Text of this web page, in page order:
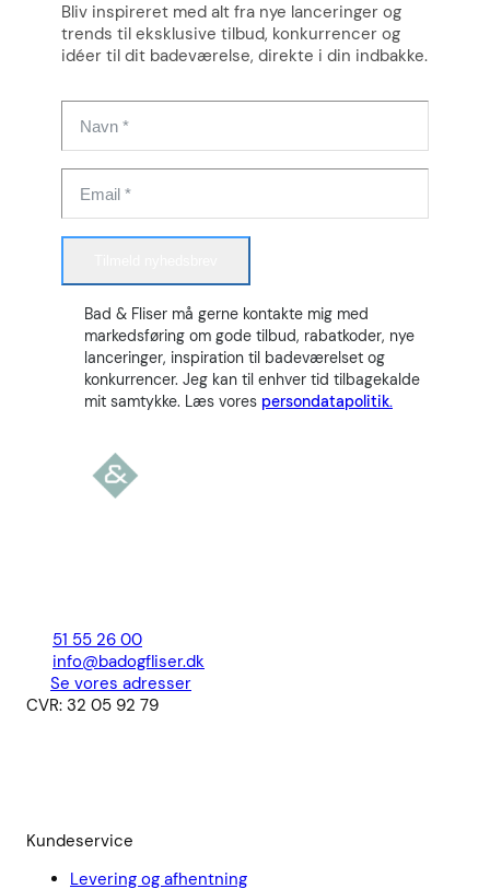
Bliv inspireret med alt fra nye lanceringer og
trends til eksklusive tilbud, konkurrencer og
idéer til dit badeværelse, direkte i din indbakke.
Bad & Fliser må gerne kontakte mig med
markedsføring om gode tilbud, rabatkoder, nye
lanceringer, inspiration til badeværelset og
konkurrencer. Jeg kan til enhver tid tilbagekalde
mit samtykke. Læs vores persondatapolitik.
51 55 26 00
info@badogfliser.dk
Se vores adresser
CVR: 32 05 92 79
Kundeservice
Levering og afhentning